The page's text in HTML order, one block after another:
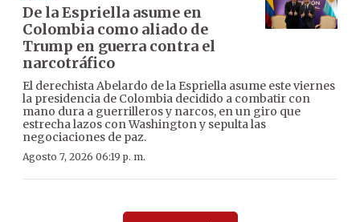
De la Espriella asume en
Colombia como aliado de
Trump en guerra contra el
narcotráfico
El derechista Abelardo de la Espriella asume este viernes
la presidencia de Colombia decidido a combatir con
mano dura a guerrilleros y narcos, en un giro que
estrecha lazos con Washington y sepulta las
negociaciones de paz.
Agosto 7, 2026 06:19 p. m.